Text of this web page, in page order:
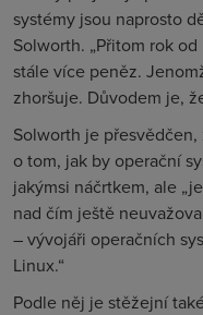
systémy jsou naprosto
Solworth. „Přitom rok
stále více peněz.
zhoršuje. Důvodem je,
Solworth je
o tom, jak by operační
jakýmsi náčrtkem, ale
nad čím ještě
– vývojáři operačních
Linux.“
Podle něj je stěžejní